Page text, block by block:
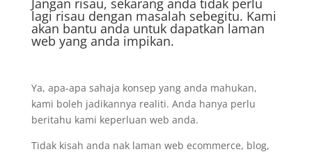
Jangan risau, sekarang anda tidak perlu
lagi risau dengan masalah sebegitu. Kami
akan bantu anda untuk dapatkan laman
web yang anda impikan.
Ya, apa-apa sahaja konsep yang anda mahukan,
kami boleh jadikannya realiti. Anda hanya perlu
beritahu kami keperluan web anda.
Tidak kisah anda nak laman web ecommerce, blog,